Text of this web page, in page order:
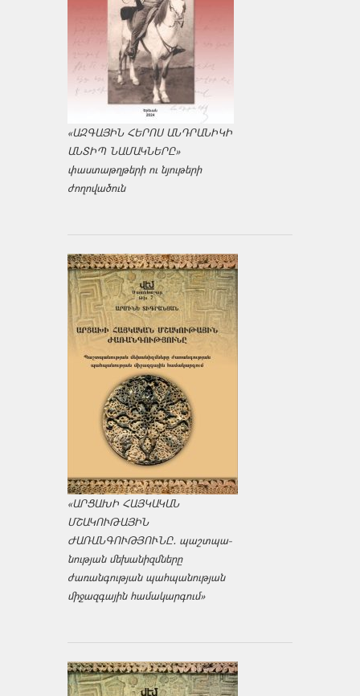
«ԱԶԳԱՅԻՆ ՀԵՐՈՍ ԱՆԴՐԱՆԻԿԻ
ԱՆՏԻՊ ՆԱՄԱԿՆԵՐԸ»
փաստաթղթերի ու նյութերի
ժողովածուն
«ԱՐՑԱԽԻ ՀԱՅԿԱԿԱՆ
ՄՇԱԿՈՒԹԱՅԻՆ
ԺԱՌԱՆԳՈՒԹՅՈՒՆԸ․ պաշտպա­
նության մեխանիզմները
ժառանգության պահպանության
միջազ­գային համակարգում»